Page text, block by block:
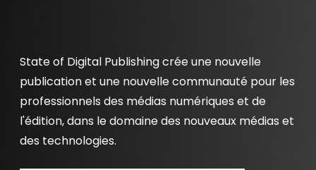
State of Digital Publishing crée une nouvelle
publication et une nouvelle communauté pour les
professionnels des médias numériques et de
l'édition, dans le domaine des nouveaux médias et
des technologies.